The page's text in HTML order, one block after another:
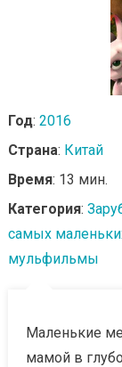
Год: 2016
Страна: Китай
Время: 13 мин.
Категория:
самых
мульфильмы
Маленькие
мамой в